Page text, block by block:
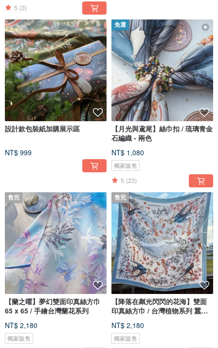
5 (3)
設計款包裝紙加購展示區
NT$ 999
免運
【月光與鳶尾】絲巾扣 / 琉璃青金
石編織 - 兩色
NT$ 1,080
獨家販售
5 (23)
售完
【蘭之曜】夢幻雙面印真絲方巾
65 x 65 / 手繪台灣蘭花系列
NT$ 2,180
獨家販售
售完
【降落在粼光閃閃的花海】雙面
印真絲方巾 / 台灣植物系列 蠶絲
NT$ 2,180
獨家販售